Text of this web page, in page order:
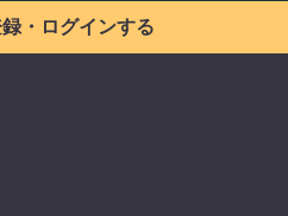
・ログインする